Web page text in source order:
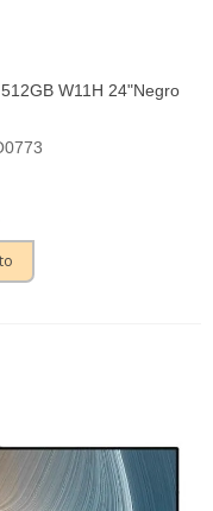
W11H 24"Negro